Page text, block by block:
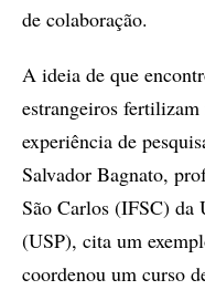
de colaboração.
A ideia de que
estrangeiros
experiência de
Salvador Bagnato,
São Carlos (IFSC) da
(USP), cita um
coordenou um curso